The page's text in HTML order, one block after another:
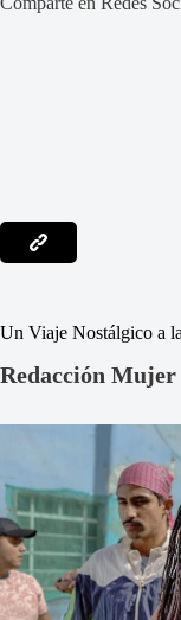
Un Viaje Nostálgico a
Redacción